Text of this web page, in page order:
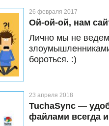
26 февраля 2017
Ой-ой-ой, нам
Лично мы не
бороться. :)
23 апреля 2018
TuchaSync —
файлами всегда